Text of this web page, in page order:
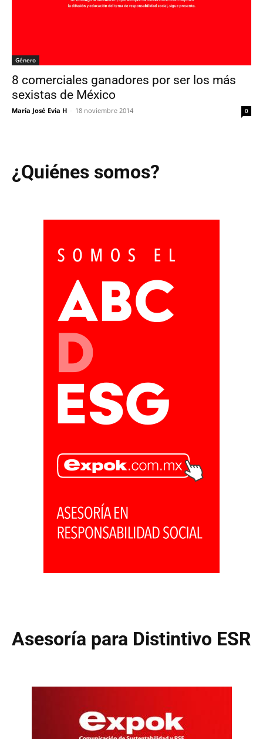
Género
8 comerciales ganadores por ser los más
sexistas de México
María José Evia H - 18 noviembre 2014 0
¿Quiénes somos?
Asesoría para Distintivo ESR